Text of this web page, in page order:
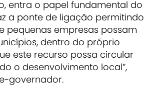
entra o papel fundamental do
a ponte de ligação permitindo
pequenas empresas possam
dentro do próprio
este recurso possa circular
o desenvolvimento local”,
governador.